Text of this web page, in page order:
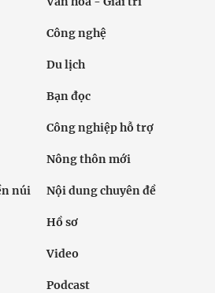
Công nghệ
Du lịch
Bạn đọc
Công nghiệp hỗ trợ
Nông thôn mới
núi Nội dung chuyên đề
Hồ sơ
Video
Podcast